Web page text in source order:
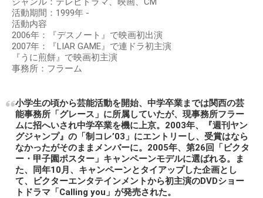
活動期間：1999年 -
活動内容
2006年：『デスノート』で映画初出演
2007年：『LIAR GAME』で連ドラ初主演
『うに煎餅』で映画初主演
事務所：フラーム
小学生の頃から芸能活動を開始、中学卒業までは関西の芸
能事務所「グレース」に所属していたが、現事務所フラー
ムに招へいされ中学卒業を機に上京。2003年、『週刊ヤン
グジャンプ』の「制コレ’03」にエントリーし、受賞はなら
なかったがそのままメンバーに。2005年、第26回「ビクタ
ー・甲子園ポスター」キャンペーンモデルに選ばれる。ま
た、同年10月、キャンペーンとタイアップした企画とし
て、ビクターエンタテインメントから初主演のDVDショー
トドラマ「Calling you」が発売された。